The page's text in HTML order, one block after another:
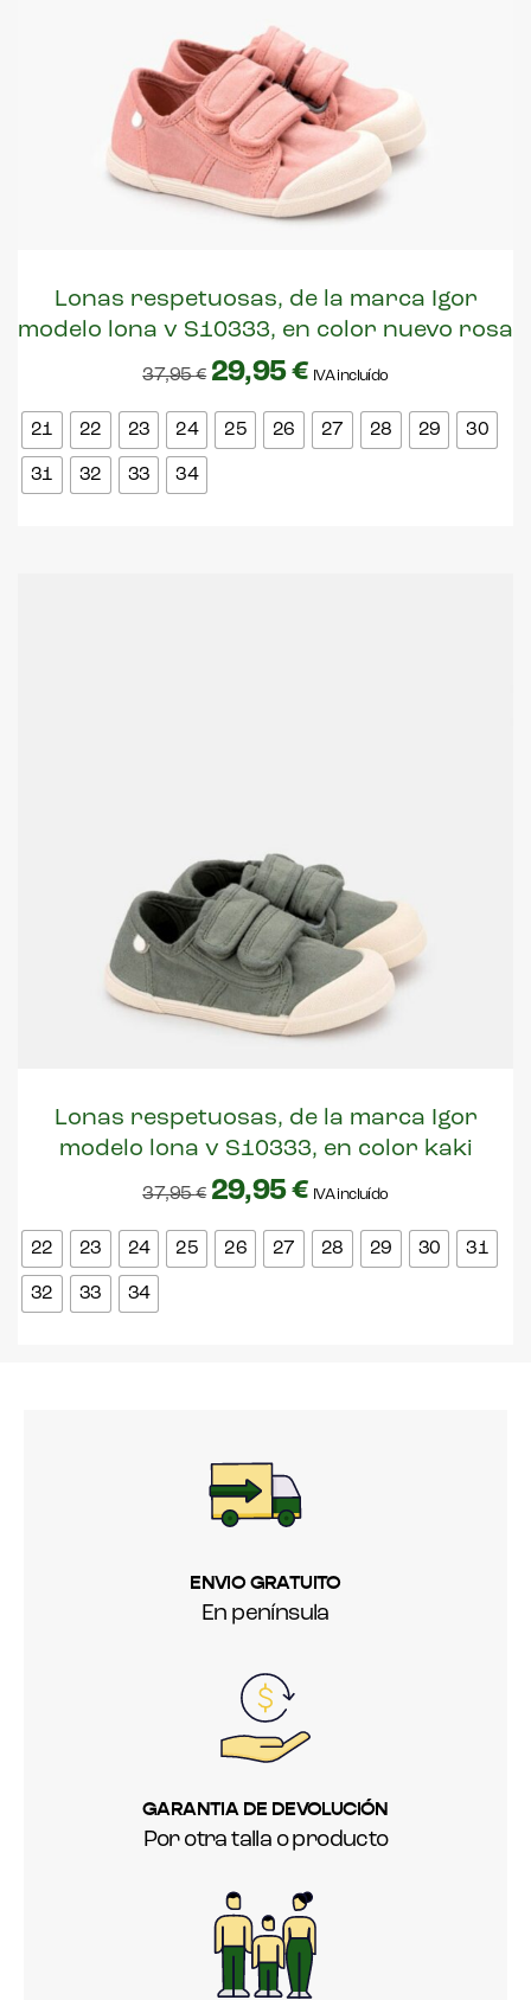
Lonas respetuosas, de la marca Igor
modelo lona v S10333, en color nuevo rosa
37,95€ 29,95€ IVA incluído
21 22 23 24 25 26 27 28 29 30
31 32 33 34
Lonas respetuosas, de la marca Igor
modelo lona v S10333, en color kaki
37,95€ 29,95€ IVA incluído
22 23 24 25 26 27 28 29 30 31
32 33 34
ENVIO GRATUITO
En península
GARANTIA DE DEVOLUCIÓN
Por otra talla o producto